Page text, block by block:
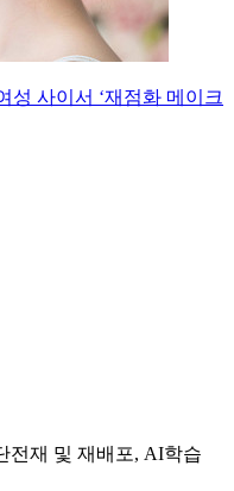
성 사이서 ‘재점화 메이크
전재 및 재배포, AI학습